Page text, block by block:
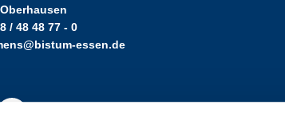
/ 48 48 77 - 0
essen.de